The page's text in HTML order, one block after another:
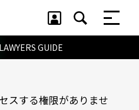
LAWYERS GUIDE
スする権限がありませ